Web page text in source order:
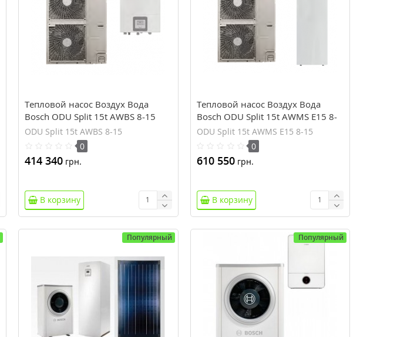
Тепловой насос Воздух Вода
Bosch ODU Split 15t AWBS 8-15
ODU Split 15t AWBS 8-15
0
414 340 грн.
В корзину
Тепловой насос Воздух Вода
Bosch ODU Split 15t AWMS E15 8-
15
ODU Split 15t AWMS E15 8-15
0
610 550грн.
В корзину
Популярный Популярный